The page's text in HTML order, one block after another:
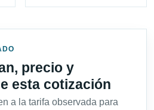
precio y
esta cotización
a la tarifa observada para